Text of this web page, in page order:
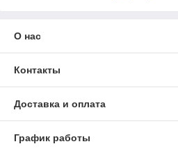
О нас
Контакты
Доставка и оплата
График работы